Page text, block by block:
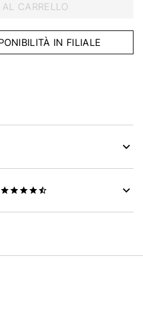
CARRELLO
IN FILIALE